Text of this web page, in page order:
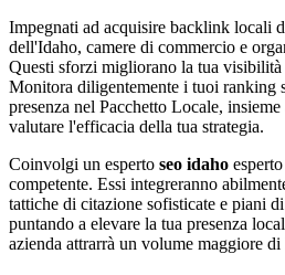
Impegnati ad acquisire backlink locali
dell'Idaho, camere di commercio e
Questi sforzi migliorano la tua visibilità
Monitora diligentemente i tuoi ranking
presenza nel Pacchetto Locale,
valutare l'efficacia della tua strategia.
Coinvolgi un esperto seo idaho
competente. Essi integreranno
tattiche di citazione sofisticate e piani
puntando a elevare la tua presenza
azienda attrarrà un volume maggiore